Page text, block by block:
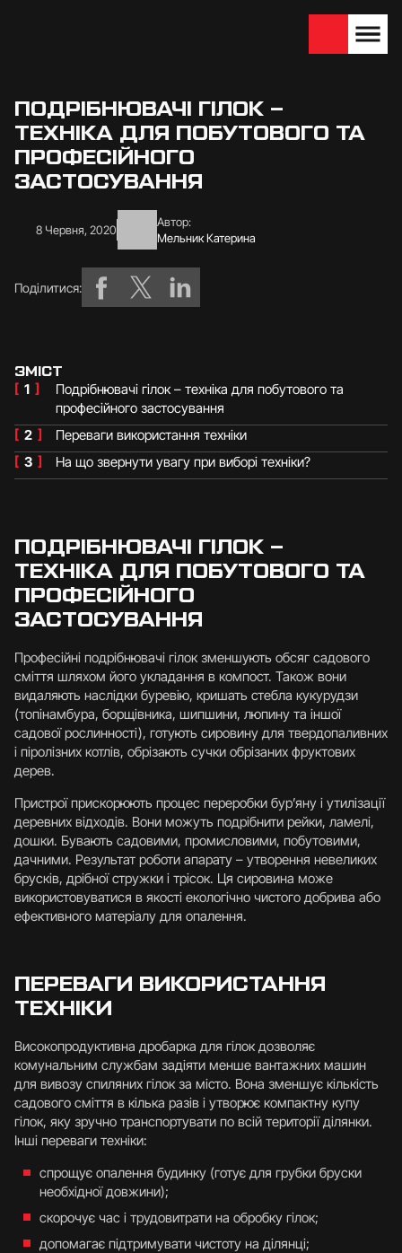
ПОДРІБНЮВАЧІ ГІЛОК –
ТЕХНІКА ДЛЯ ПОБУТОВОГО ТА
ПРОФЕСІЙНОГО
ЗАСТОСУВАННЯ
8 Червня, 2020
Автор:
Мельник Катерина
Поділитися:
ЗМІСТ
[ 1 ]
Подрібнювачі гілок – техніка для побутового та
професійного застосування
[ 2 ]
Переваги використання техніки
[ 3 ] На що звернути увагу при виборі техніки?
ПОДРІБНЮВАЧІ ГІЛОК –
ТЕХНІКА ДЛЯ ПОБУТОВОГО ТА
ПРОФЕСІЙНОГО
ЗАСТОСУВАННЯ
Професійні подрібнювачі гілок зменшують обсяг садового
сміття шляхом його укладання в компост. Також вони
видаляють наслідки буревію, кришать стебла кукурудзи
(топінамбура, борщівника, шипшини, люпину та іншої
садової рослинності), готують сировину для твердопаливних
і піролізних котлів, обрізають сучки обрізаних фруктових
дерев.
Пристрої прискорюють процес переробки бур’яну і утилізації
деревних відходів. Вони можуть подрібнити рейки, ламелі,
дошки. Бувають садовими, промисловими, побутовими,
дачними. Результат роботи апарату – утворення невеликих
брусків, дрібної стружки і трісок. Ця сировина може
використовуватися в якості екологічно чистого добрива або
ефективного матеріалу для опалення.
ПЕРЕВАГИ ВИКОРИСТАННЯ
ТЕХНІКИ
Високопродуктивна дробарка для гілок дозволяє
комунальним службам задіяти менше вантажних машин
для вивозу спиляних гілок за місто. Вона зменшує кількість
садового сміття в кілька разів і утворює компактну купу
гілок, яку зручно транспортувати по всій території ділянки.
Інші переваги техніки:
спрощує опалення будинку (готує для грубки бруски
необхідної довжини);
скорочує час і трудовитрати на обробку гілок;
допомагає підтримувати чистоту на ділянці;